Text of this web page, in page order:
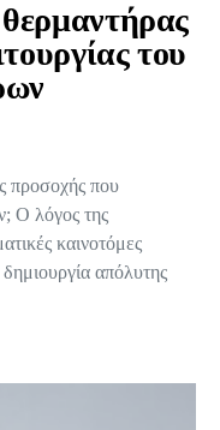
του
προσοχής που
Ο λόγος της
καινοτόμες
απόλυτης